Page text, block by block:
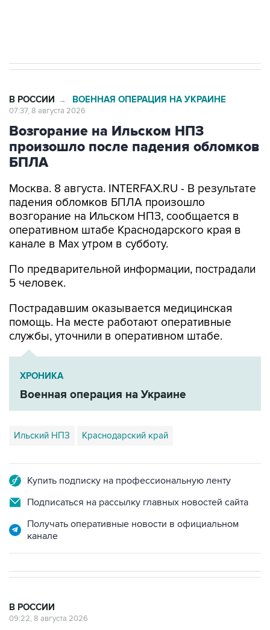
В РОССИИ → ВОЕННАЯ ОПЕРАЦИЯ НА УКРАИНЕ
07:37, 8 августа 2026
Возгорание на Ильском НПЗ
произошло после падения обломков
БПЛА
Москва. 8 августа. INTERFAX.RU - В результате
падения обломков БПЛА произошло
возгорание на Ильском НПЗ, сообщается в
оперативном штабе Краснодарского края в
канале в Max утром в субботу.
По предварительной информации, пострадали
5 человек.
Пострадавшим оказывается медицинская
помощь. На месте работают оперативные
службы, уточнили в оперативном штабе.
ХРОНИКА
Военная операция на Украине
Ильский НПЗ Краснодарский край
Купить подписку на профессиональную ленту
Подписаться на рассылку главных новостей сайта
Получать оперативные новости в официальном
канале
В РОССИИ
09:22, 8 августа 2026